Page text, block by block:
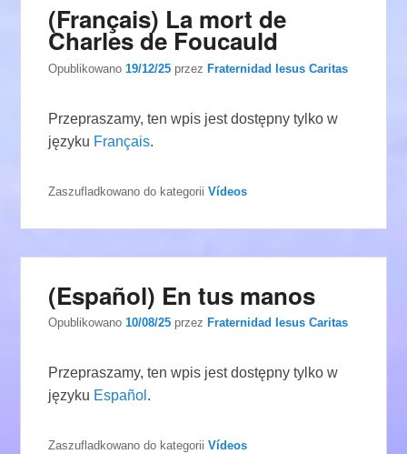
(Français) La mort de
Charles de Foucauld
Opublikowano19/12/25 przezFraternidad Iesus Caritas
Przepraszamy, ten wpis jest dostępny tylko w
języku Français.
Zaszufladkowano do kategorii Vídeos
(Español) En tus manos
Opublikowano10/08/25 przez Fraternidad Iesus Caritas
Przepraszamy, ten wpis jest dostępny tylko w
języku Español .
Zaszufladkowano do kategorii Vídeos